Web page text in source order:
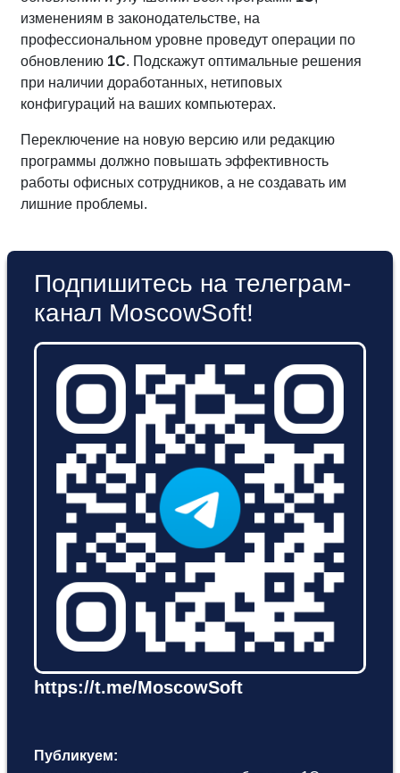
изменениям в законодательстве, на
профессиональном уровне проведут операции по
обновлению 1С. Подскажут оптимальные решения
при наличии доработанных, нетиповых
конфигураций на ваших компьютерах.
Переключение на новую версию или редакцию
программы должно повышать эффективность
работы офисных сотрудников, а не создавать им
лишние проблемы.
Подпишитесь на телеграм-
канал MoscowSoft!
https://t.me/MoscowSoft
Публикуем: